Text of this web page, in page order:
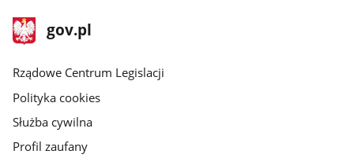
stopka
gov.plStrona
gov.pl
Rządowe Centrum Legislacji
Polityka cookies
Służba cywilna
Profil zaufany